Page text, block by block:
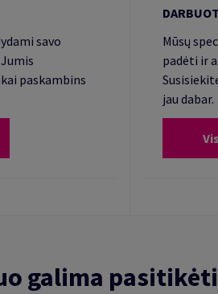
savo
paskambins
Mūsų
padėti ir
jau dabar.
galima pasitikėti